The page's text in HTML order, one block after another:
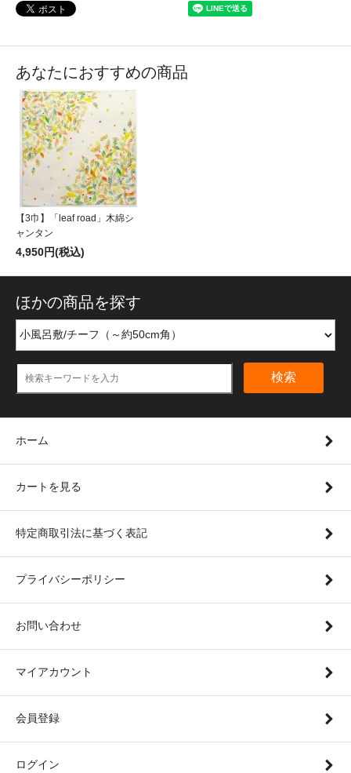
あなたにおすすめの商品
【3巾】「leaf road」木綿シ
ャンタン
4,950円(税込)
ほかの商品を探す
検索
ホーム
カートを見る
特定商取引法に基づく表記
プライバシーポリシー
お問い合わせ
マイアカウント
会員登録
ログイン